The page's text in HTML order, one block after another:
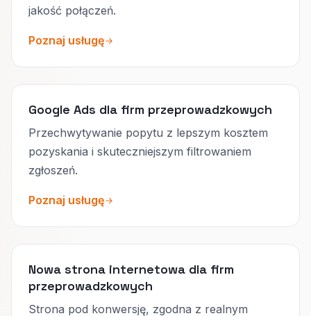
jakość połączeń.
Poznaj usługę
Google Ads dla firm przeprowadzkowych
Przechwytywanie popytu z lepszym kosztem
pozyskania i skuteczniejszym filtrowaniem
zgłoszeń.
Poznaj usługę
Nowa strona internetowa dla firm
przeprowadzkowych
Strona pod konwersję, zgodna z realnym